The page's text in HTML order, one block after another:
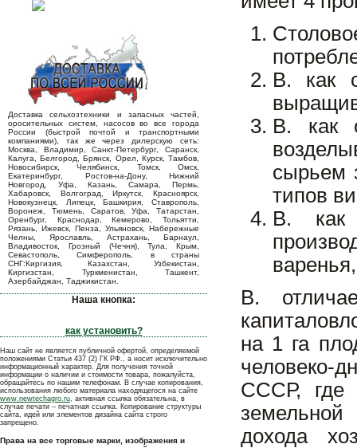
Доставка сельхозтехники и запасных частей,
оросительных систем, насосов во все города
России (быстрой почтой и транспортными
компаниями), так же через дилерскую сеть:
Москва, Владимир, Санкт-Петербург, Саранск,
Калуга, Белгород, Брянск, Орел, Курск, Тамбов,
Новосибирск, Челябинск, Томск, Омск,
Екатеринбург, Ростов-на-Дону, Нижний
Новгород, Уфа, Казань, Самара, Пермь,
Хабаровск, Волгоград, Иркутск, Красноярск,
Новокузнецк, Липецк, Башкирия, Ставрополь,
Воронеж, Тюмень, Саратов, Уфа, Татарстан,
Оренбург, Краснодар, Кемерово, Тольятти,
Рязань, Ижевск, Пенза, Ульяновск, Набережные
Челны, Ярославль, Астрахань, Барнаул,
Владивосток, Грозный (Чечня), Тула, Крым,
Севастополь, Симферополь, в страны
СНГ:Киргизия, Казахстан, Узбекистан,
Киргизстан, Туркменистан, Ташкент,
Азербайджан, Таджикистан.
Наша кнопка:
как установить?
Наш сайт не является публичной офертой, определяемой
положениями Статьи 437 (2) ГК РФ., а носит исключительно
информационный характер. Для получения точной
информации о наличии и стоимости товара, пожалуйста,
обращайтесь по нашим телефонам. В случае копирования,
использования любого материала находящегося на сайте
www.newtechagro.ru, активная ссылка обязательна, в
случае печати – печатная ссылка. Копирование структуры
сайта, идей или элементов дизайна сайта строго
запрещено.
Права на все торговые марки, изображения и
В. как
В. как
сырьем
типов
В. как
В.
на 1 га
человеко-
СССР, где
дохода